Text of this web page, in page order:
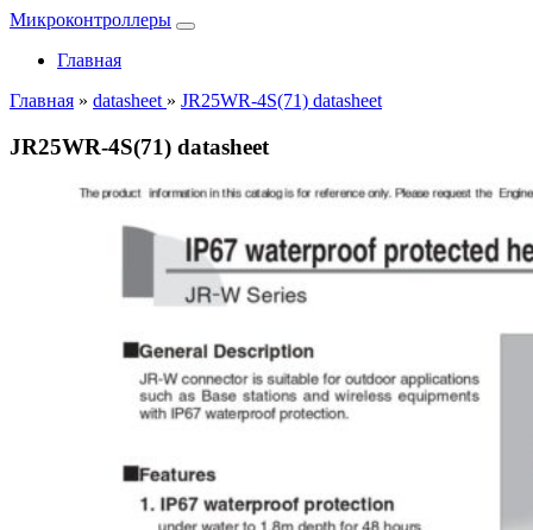
Микроконтроллеры
Главная
Главная » datasheet » JR25WR-4S(71) datasheet
JR25WR-4S(71) datasheet